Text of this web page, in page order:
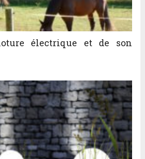
électrique et de son